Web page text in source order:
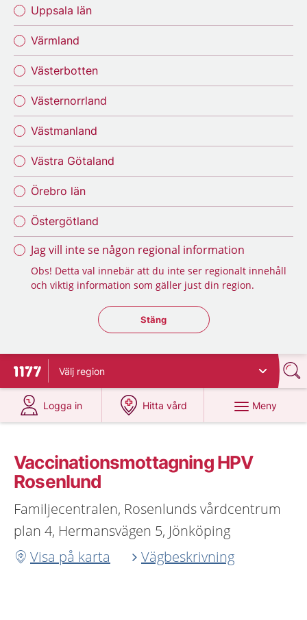
Uppsala län
Värmland
Västerbotten
Västernorrland
Västmanland
Västra Götaland
Örebro län
Östergötland
Jag vill inte se någon regional information
Obs! Detta val innebär att du inte ser regionalt innehåll
och viktig information som gäller just din region.
Stäng regionsväljaren
Stäng
Till startsidan för 1177
Välj region
Logga in
på 1177.se
Hitta vård
på 1177.se
Meny
Vaccinationsmottagning HPV
Rosenlund
Familjecentralen, Rosenlunds vårdcentrum
plan 4, Hermansvägen 5, Jönköping
Visa på karta
Vägbeskrivning